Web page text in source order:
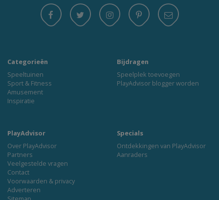
Categorieën
Speeltuinen
Sport & Fitness
Amusement
Inspiratie
Bijdragen
Speelplek toevoegen
PlayAdvisor blogger worden
PlayAdvisor
Over PlayAdvisor
Partners
Veelgestelde vragen
Contact
Voorwaarden & privacy
Adverteren
Specials
Ontdekkingen van PlayAdvisor
Aanraders